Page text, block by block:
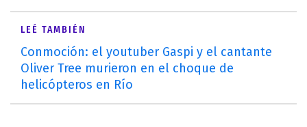
LEÉ TAMBIÉN
Conmoción: el youtuber Gaspi y el cantante
Oliver Tree murieron en el choque de
helicópteros en Río